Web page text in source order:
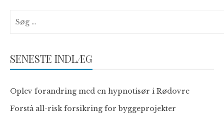
efter:
SENESTE INDLÆG
Oplev forandring med en hypnotisør i Rødovre
Forstå all-risk forsikring for byggeprojekter